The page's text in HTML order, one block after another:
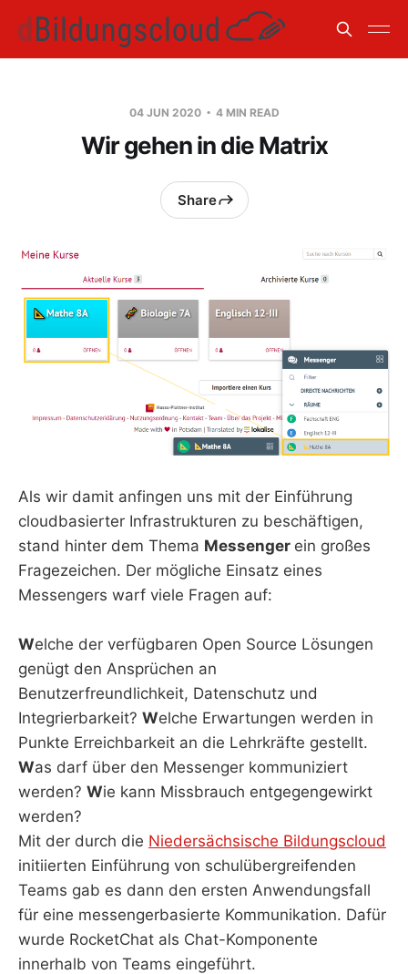
04 JUN 2020 4 MIN READ
Wir gehen in die Matrix
Share
Als wir damit anfingen uns mit der Einführung
cloudbasierter Infrastrukturen zu beschäftigen,
stand hinter dem Thema Messenger ein großes
Fragezeichen. Der mögliche Einsatz eines
Messengers warf viele Fragen auf:
Welche der verfügbaren Open Source Lösungen
genügt den Ansprüchen an
Benutzerfreundlichkeit, Datenschutz und
Integrierbarkeit? Welche Erwartungen werden in
Punkte Erreichbarkeit an die Lehrkräfte gestellt.
Was darf über den Messenger kommuniziert
werden? Wie kann Missbrauch entgegengewirkt
werden?
Mit der durch die Niedersächsische Bildungscloud
initiierten Einführung von schulübergreifenden
Teams gab es dann den ersten Anwendungsfall
für eine messengerbasierte Kommunikation. Dafür
wurde RocketChat als Chat-Komponente
innerhalb von Teams eingeführt.